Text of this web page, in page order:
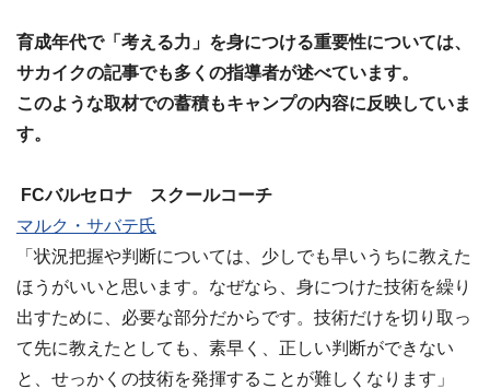
育成年代で「考える力」を身につける重要性については、
サカイクの記事でも多くの指導者が述べています。
このような取材での蓄積もキャンプの内容に反映していま
す。
FCバルセロナ スクールコーチ
マルク・サバテ氏
「状況把握や判断については、少しでも早いうちに教えた
ほうがいいと思います。なぜなら、身につけた技術を繰り
出すために、必要な部分だからです。技術だけを切り取っ
て先に教えたとしても、素早く、正しい判断ができない
と、せっかくの技術を発揮することが難しくなります」